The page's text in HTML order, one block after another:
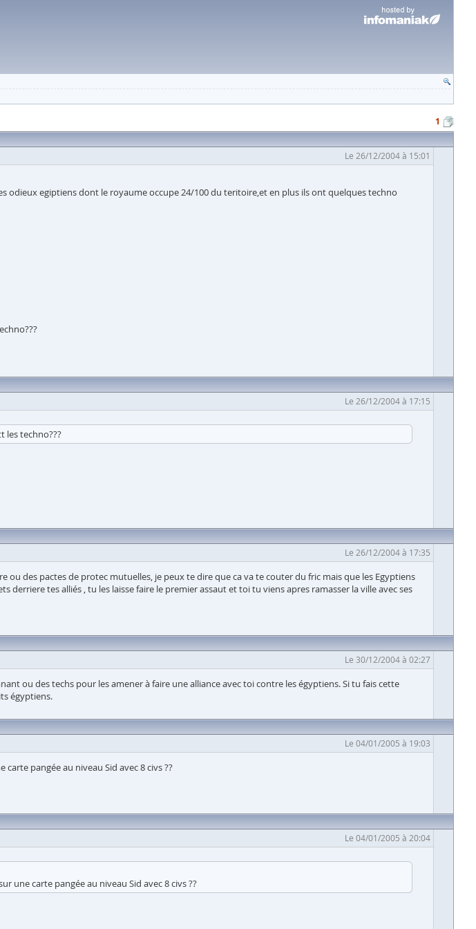
1
Le 26/12/2004 à 15:01
odieux egiptiens dont le royaume occupe 24/100 du teritoire,et en plus ils ont quelques techno
Le 26/12/2004 à 17:15
les techno???
Le 26/12/2004 à 17:35
des pactes de protec mutuelles, je peux te dire que ca va te couter du fric mais que les Egyptiens
tes alliés , tu les laisse faire le premier assaut et toi tu viens apres ramasser la ville avec ses
Le 30/12/2004 à 02:27
ou des techs pour les amener à faire une alliance avec toi contre les égyptiens. Si tu fais cette
égyptiens.
Le 04/01/2005 à 19:03
pangée au niveau Sid avec 8 civs ??
Le 04/01/2005 à 20:04
une carte pangée au niveau Sid avec 8 civs ??